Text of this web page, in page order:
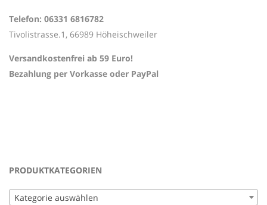
Telefon: 06331 6816782
Tivolistrasse.1, 66989 Höheischweiler
Versandkostenfrei ab 59 Euro!
Bezahlung per Vorkasse oder PayPal
PRODUKTKATEGORIEN
Kategorie auswählen